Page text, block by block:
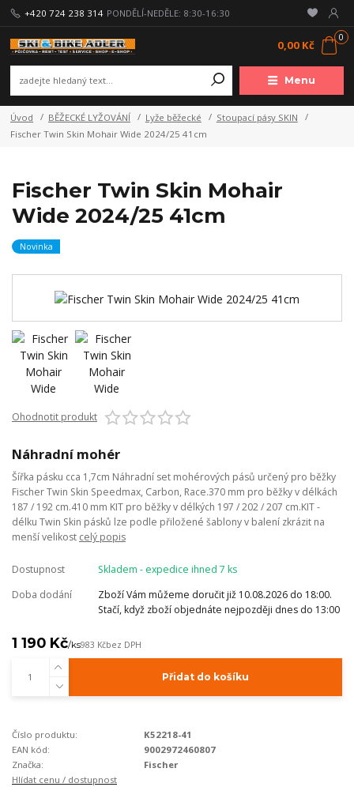
Menu
+420 724 238 314 PONDĚLÍ-NEDĚLE: 8:30-16:30
0
0,00 Kč
Úvod BĚŽECKÉ LYŽOVÁNÍ Lyže běžecké
Stoupací pásy SKIN
Fischer Twin Skin Mohair Wide 2024/25 41cm
Fischer Twin Skin Mohair
Wide 2024/25 41cm
Novinka
Ohodnotit produkt
Náhradní mohér
Šířka pásku cca 1,7cm Náhradní set mohérových pásů určený pro běžky
Fischer Twin Skin Speedmax, Carbon, Race.370 mm pro běžky v délkách
187 / 192 cm.410 mm KIT pro běžky v délkých 197 / 202 / 207 cm.KIT -
délku Twin Skin pásků lze podle přiložené šablony v balení zkrázit na
menší velikost celý popis
Dostupnost
Skladem - expedice ihned 7 ks
Doba dodání
Zboží Vám můžeme doručit již 10.08.2026 do 18:00.
Stačí, když zboží objednáte nejpozději dnes do 13:00
1 190 Kč/ks983 Kčbez DPH
Přidat do košíku
Číslo produktu:
K52218-41
EAN kód:
9002972460807
Značka:
Fischer
Hlídat cenu / dostupnost